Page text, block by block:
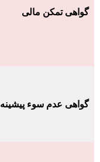
گواهی تمکن مالی
گواهی عدم سوء پیشینه